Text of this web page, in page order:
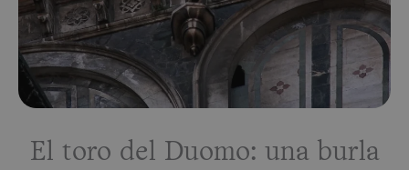
El toro del Duomo: una burla